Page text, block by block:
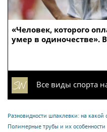
«Человек, которого
умер в одиночестве».
Все виды спорта
Разновидности шпаклевки: на какой
Полимерные трубы и их особенности